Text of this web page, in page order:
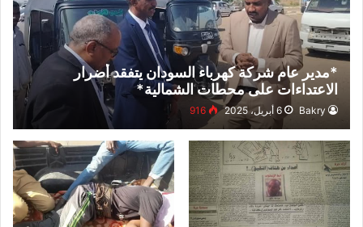
*مدير عام شركة كهرباء السودان يتفقد أضرار
الاعتداءات على محطات الشمالية*
Bakry 6 أبريل، 2025 916